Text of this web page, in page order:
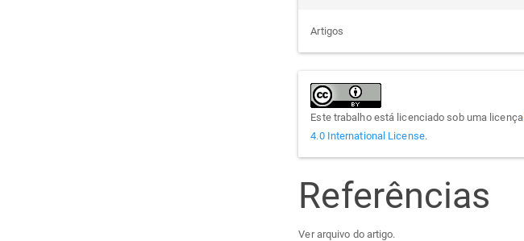
Artigos
Este trabalho está licenciado sob uma licença
4.0 International License.
Referências
Ver arquivo do artigo.